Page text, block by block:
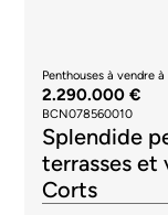
Penthouses à vendre
2.290.000 €
BCN078560010
Splendide
terrasses et
Corts